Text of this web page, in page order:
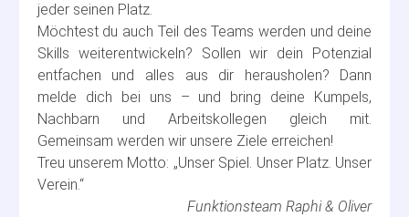
jeder seinen Platz.
Möchtest du auch Teil des Teams werden und deine
Skills weiterentwickeln? Sollen wir dein Potenzial
entfachen und alles aus dir herausholen? Dann
melde dich bei uns – und bring deine Kumpels,
Nachbarn und Arbeitskollegen gleich mit.
Gemeinsam werden wir unsere Ziele erreichen!
Treu unserem Motto: „Unser Spiel. Unser Platz. Unser
Verein.“
Funktionsteam Raphi & Oliver